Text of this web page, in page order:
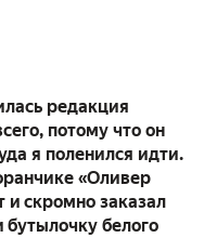
редакция
потому что он
я поленился идти.
«Оливер
и скромно заказал
бутылочку белого